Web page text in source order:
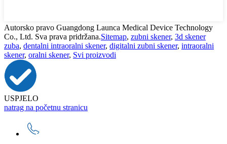
Autorsko pravo Guangdong Launca Medical Device Technology
Co., Ltd. Sva prava pridržana.Sitemap, zubni skener, 3d skener
zuba, dentalni intraoralni skener, digitalni zubni skener, intraoralni
skener, oralni skener, Svi proizvodi
USPJELO
natrag na početnu stranicu